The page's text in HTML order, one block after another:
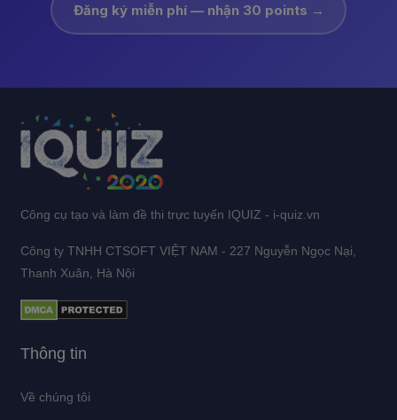
Đăng ký miễn phí — nhận 30 points →
Công cụ tạo và làm đề thi trực tuyến IQUIZ - i-quiz.vn
Công ty TNHH CTSOFT VIỆT NAM - 227 Nguyễn Ngọc Nại,
Thanh Xuân, Hà Nội
Thông tin
Về chúng tôi